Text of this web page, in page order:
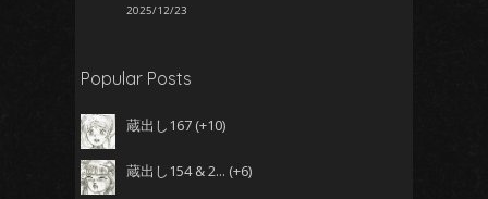
2025/12/23
Popular Posts
蔵出し167 +10
蔵出し154 & 2... +6